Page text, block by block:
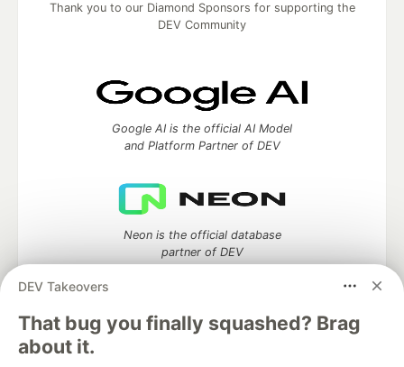
DEV Takeovers
That bug you finally squashed? Brag
about it.
Thank you to our Diamond Sponsors for supporting the
DEV Community
Google AI is the official AI Model
and Platform Partner of DEV
Neon is the official database
partner of DEV